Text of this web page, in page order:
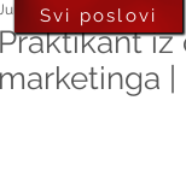
iz
|
4, 2023Svi poslovi